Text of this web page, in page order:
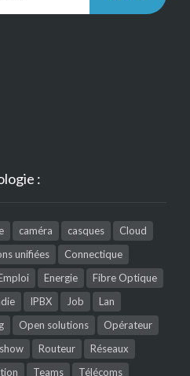
:
caméra casques
Cloud
unifiées
Connectique
Energie
Fibre Optique
IPBX Job
Lan
Open solutions
Opérateur
Routeur
Réseaux
Teams
Télécoms